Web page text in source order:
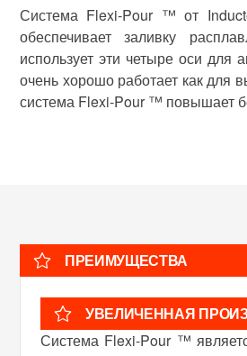
Система Flexi-Pour ™ от
обеспечивает заливку
использует эти четыре оси для
очень хорошо работает как для
система Flexi-Pour ™ повышает
ПРЕИМУЩЕСТВА
УВЕЛИЧЕННАЯ
Система Flexi-Pour ™